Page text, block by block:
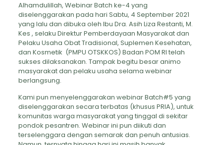
Alhamdulillah, Webinar Batch ke-4 yang
diselenggarakan pada hari Sabtu, 4 September 2021
yang lalu dan dibuka oleh Ibu Dra. Asih Liza Restanti, M.
Kes , selaku Direktur Pemberdayaan Masyarakat dan
Pelaku Usaha Obat Tradisional, Suplemen Kesehatan,
dan Kosmetik (PMPU OTSKKOS) Badan POM RI telah
sukses dilaksanakan. Tampak begitu besar animo
masyarakat dan pelaku usaha selama webinar
berlangsung.
Kami pun menyelenggarakan webinar Batch#5 yang
diselenggarakan secara terbatas (khusus PRIA), untuk
komunitas warga masyarakat yang tinggal di sekitar
pondok pesantren. Webinar ini pun diikuti dan
terselenggara dengan semarak dan penuh antusias.